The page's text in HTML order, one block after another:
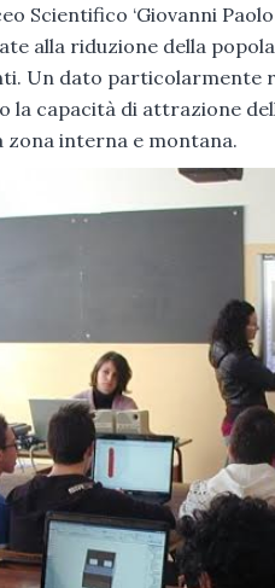
Scientifico ‘Giovanni
alla riduzione della
Un dato particolarmente
capacità di attrazione
zona interna e montana.